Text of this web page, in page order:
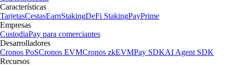
Características
TarjetasCestasEarnStakingDeFi StakingPayPrime
Empresas
CustodiaPay para comerciantes
Desarrolladores
Cronos PoSCronos EVMCronos zkEVMPay SDKAI Agent SDK
Recursos